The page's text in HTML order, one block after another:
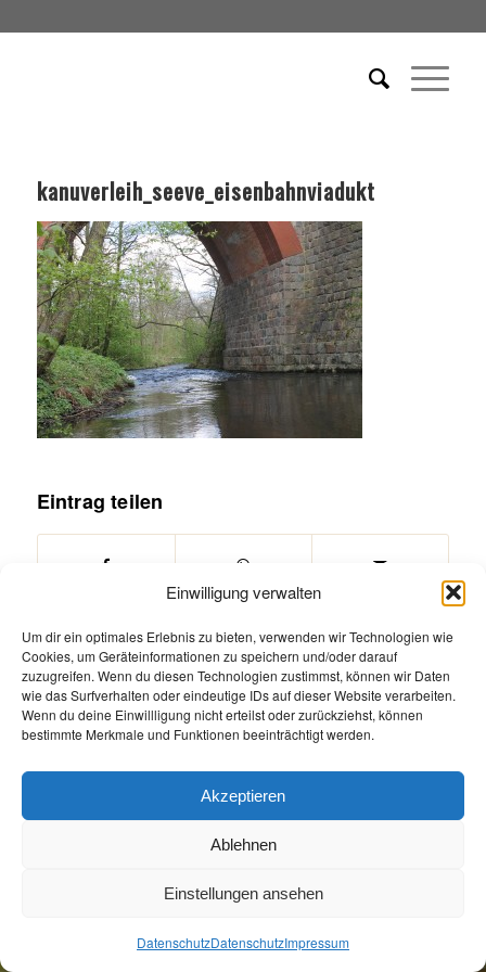
Einwilligung verwalten
Um dir ein optimales Erlebnis zu bieten, verwenden wir Technologien wie
Cookies, um Geräteinformationen zu speichern und/oder darauf
zuzugreifen. Wenn du diesen Technologien zustimmst, können wir Daten
wie das Surfverhalten oder eindeutige IDs auf dieser Website verarbeiten.
Wenn du deine Einwillligung nicht erteilst oder zurückziehst, können
bestimmte Merkmale und Funktionen beeinträchtigt werden.
Akzeptieren
Ablehnen
Einstellungen ansehen
DatenschutzDatenschutzImpressum
kanuverleih_seeve_eisenbahnviadukt
Eintrag teilen
Allgemeine Geschäftsbedingungen
Jetzt Buchen